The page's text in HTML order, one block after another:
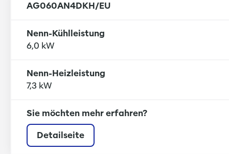
Steuerung der
Luftansauggitter nach
Superleiser Betrieb durch
Raumtemperaturfühler mit
Alle Bauteile sind über die
AG060AN4DKH/EU
Nenn-Kühlleistung
6,0 kW
Nenn-Heizleistung
7,3 kW
Sie möchten mehr erfahren?
Detailseite